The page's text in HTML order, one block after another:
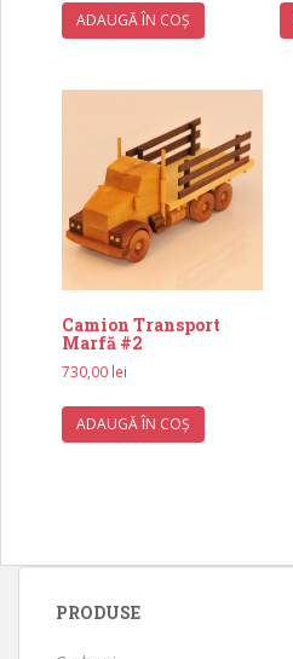
ADAUGĂ ÎN COȘ
Camion Transport
Marfă #2
730,00 lei
ADAUGĂ ÎN COȘ
PRODUSE